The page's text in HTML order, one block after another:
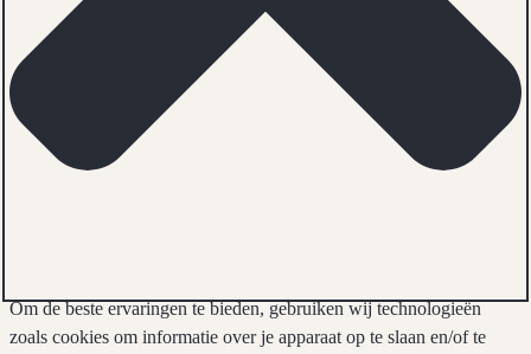
Om de beste ervaringen te bieden, gebruiken wij technologieën
zoals cookies om informatie over je apparaat op te slaan en/of te